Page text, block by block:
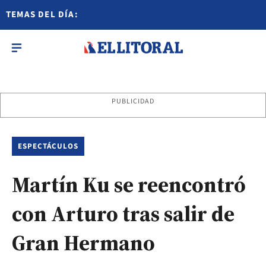
TEMAS DEL DÍA:
PUBLICIDAD
ESPECTÁCULOS
Martín Ku se reencontró
con Arturo tras salir de
Gran Hermano